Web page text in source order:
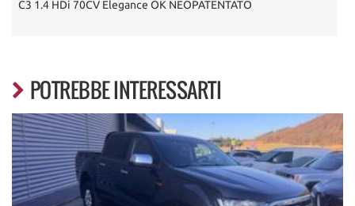
C3 1.4 HDi 70CV Elegance OK NEOPATENTATO
POTREBBE INTERESSARTI